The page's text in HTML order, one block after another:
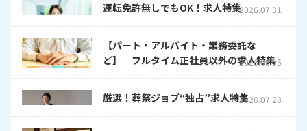
運転免許無しでもOK！求人特集2026.07.31
【パート・アルバイト・業務委託な
ど】 フルタイム正社員以外の求人特集
2026.08.05
厳選！葬祭ジョブ“独占”求人特集2026.07.28